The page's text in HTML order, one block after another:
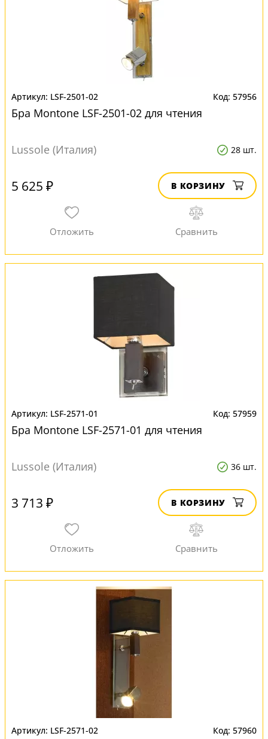
LSF-2501-02 57956
Бра Montone LSF-2501-02 для чтения
Lussole (Италия) 28 шт.
5 625 ₽ В КОРЗИНУ
LSF-2571-01 57959
Бра Montone LSF-2571-01 для чтения
Lussole (Италия) 36 шт.
3 713 ₽ В КОРЗИНУ
LSF-2571-02 57960